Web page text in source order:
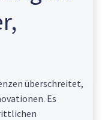
überschreitet,
Es